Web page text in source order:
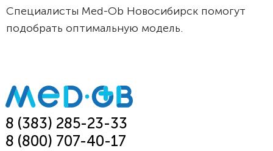
Специалисты Med-Ob Новосибирск помогут
подобрать оптимальную модель.
8 (383) 285-23-33
8 (800) 707-40-17